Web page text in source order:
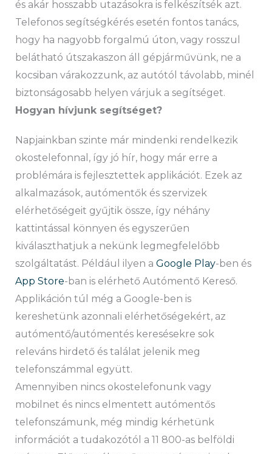
és akár hosszabb utazásokra is felkészítsék azt.
Telefonos segítségkérés esetén fontos tanács,
hogy ha nagyobb forgalmú úton, vagy rosszul
belátható útszakaszon áll gépjárművünk, ne a
kocsiban várakozzunk, az autótól távolabb, minél
biztonságosabb helyen várjuk a segítséget.
Hogyan hívjunk segítséget?
Napjainkban szinte már mindenki rendelkezik
okostelefonnal, így jó hír, hogy már erre a
problémára is fejlesztettek applikációt. Ezek az
alkalmazások, autómentők és szervizek
elérhetőségeit gyűjtik össze, így néhány
kattintással könnyen és egyszerűen
kiválaszthatjuk a nekünk legmegfelelőbb
szolgáltatást. Például ilyen a Google Play-ben és
App Store-ban is elérhető Autómentő Kereső.
Applikáción túl még a Google-ben is
kereshetünk azonnali elérhetőségekért, az
autómentő/autómentés keresésekre sok
releváns hirdető és találat jelenik meg
telefonszámmal együtt.
Amennyiben nincs okostelefonunk vagy
mobilnet és nincs elmentett autómentős
telefonszámunk, még mindig kérhetünk
információt a tudakozótól a 11 800-as belföldi